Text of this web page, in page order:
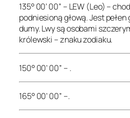
135° 00’ 00” – LEW (Leo) –
podniesioną głową. Jest
dumy. Lwy są osobami
królewski – znaku zodiaku.
150° 00’ 00” – .
165° 00’ 00” –.